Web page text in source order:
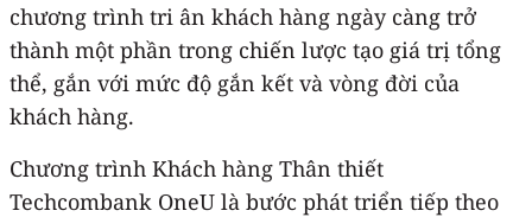
chương trình tri ân khách hàng ngày càng trở
thành một phần trong chiến lược tạo giá trị tổng
thể, gắn với mức độ gắn kết và vòng đời của
khách hàng.
Chương trình Khách hàng Thân thiết
Techcombank OneU là bước phát triển tiếp theo